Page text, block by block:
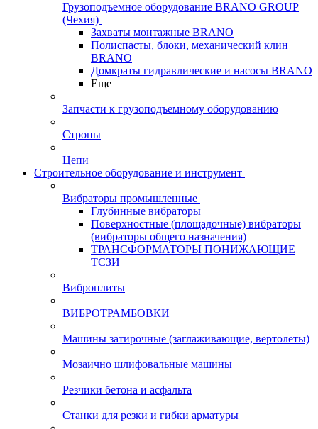
Грузоподъемное оборудование BRANO GROUP
(Чехия)
Захваты монтажные BRANO
Полиспасты, блоки, механический клин
BRANO
Домкраты гидравлические и насосы BRANO
Еще
Запчасти к грузоподъемному оборудованию
Стропы
Цепи
Строительное оборудование и инструмент
Вибраторы промышленные
Глубинные вибраторы
Поверхностные (площадочные) вибраторы
(вибраторы общего назначения)
ТРАНСФОРМАТОРЫ ПОНИЖАЮЩИЕ
ТСЗИ
Виброплиты
ВИБРОТРАМБОВКИ
Машины затирочные (заглаживающие, вертолеты)
Мозаично шлифовальные машины
Резчики бетона и асфальта
Станки для резки и гибки арматуры